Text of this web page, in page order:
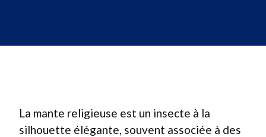
La mante religieuse est un insecte à la
silhouette élégante, souvent associée à des